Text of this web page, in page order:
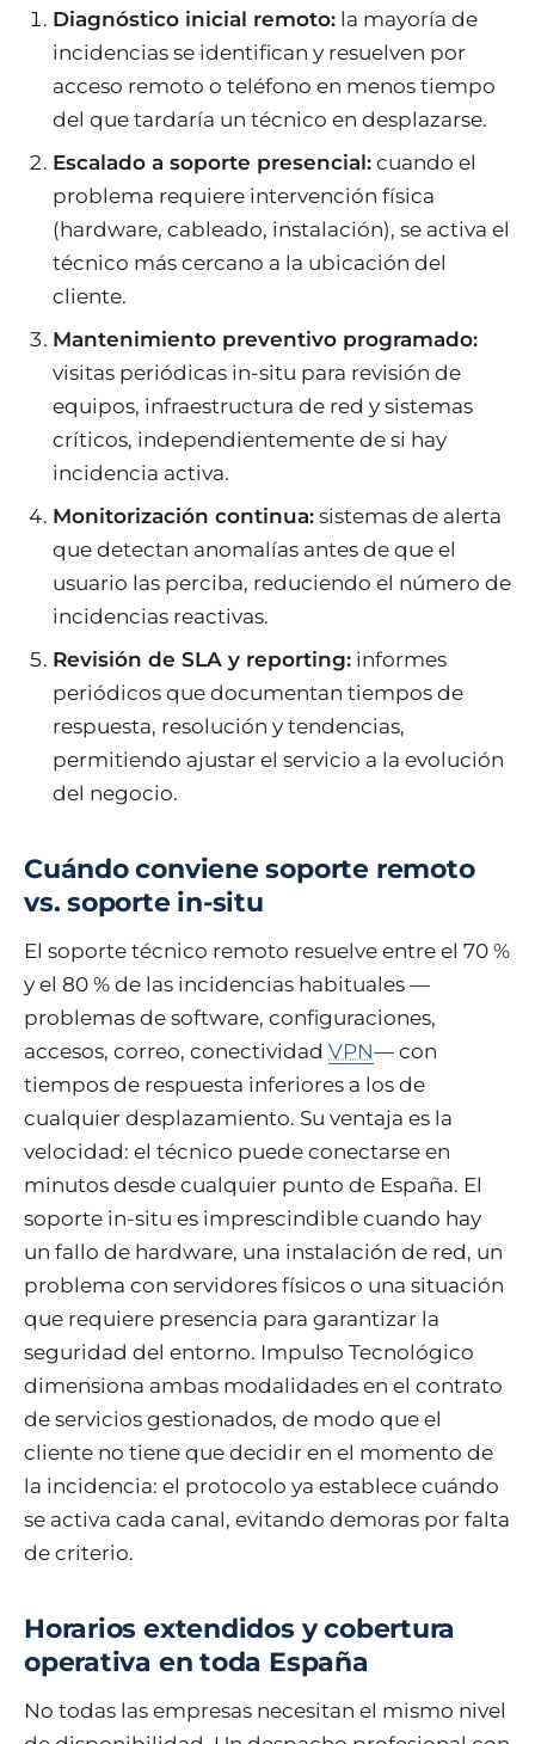
Diagnóstico inicial remoto: la mayoría de
incidencias se identifican y resuelven por
acceso remoto o teléfono en menos tiempo
del que tardaría un técnico en desplazarse.
Escalado a soporte presencial: cuando el
problema requiere intervención física
(hardware, cableado, instalación), se activa el
técnico más cercano a la ubicación del
cliente.
Mantenimiento preventivo programado:
visitas periódicas in-situ para revisión de
equipos, infraestructura de red y sistemas
críticos, independientemente de si hay
incidencia activa.
Monitorización continua: sistemas de alerta
que detectan anomalías antes de que el
usuario las perciba, reduciendo el número de
incidencias reactivas.
Revisión de SLA y reporting: informes
periódicos que documentan tiempos de
respuesta, resolución y tendencias,
permitiendo ajustar el servicio a la evolución
del negocio.
Cuándo conviene soporte remoto
vs. soporte in-situ
El soporte técnico remoto resuelve entre el 70 %
y el 80 % de las incidencias habituales —
problemas de software, configuraciones,
accesos, correo, conectividad VPN— con
tiempos de respuesta inferiores a los de
cualquier desplazamiento. Su ventaja es la
velocidad: el técnico puede conectarse en
minutos desde cualquier punto de España. El
soporte in-situ es imprescindible cuando hay
un fallo de hardware, una instalación de red, un
problema con servidores físicos o una situación
que requiere presencia para garantizar la
seguridad del entorno. Impulso Tecnológico
dimensiona ambas modalidades en el contrato
de servicios gestionados, de modo que el
cliente no tiene que decidir en el momento de
la incidencia: el protocolo ya establece cuándo
se activa cada canal, evitando demoras por falta
de criterio.
Horarios extendidos y cobertura
operativa en toda España
No todas las empresas necesitan el mismo nivel